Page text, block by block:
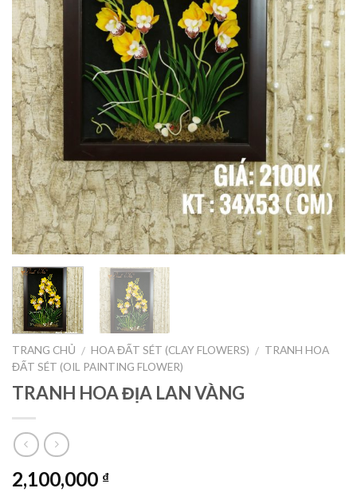
TRANG CHỦ / HOA ĐẤT SÉT (CLAY FLOWERS) / TRANH HOA
ĐẤT SÉT (OIL PAINTING FLOWER)
TRANH HOA ĐỊA LAN VÀNG
2,100,000 ₫